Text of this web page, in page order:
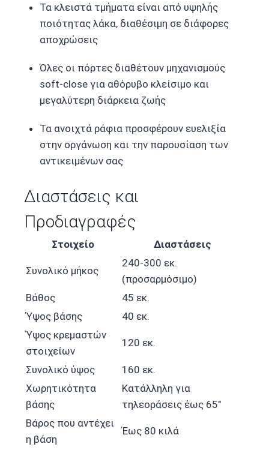
Τα κλειστά τμήματα είναι από υψηλής
ποιότητας λάκα, διαθέσιμη σε διάφορες
αποχρώσεις
Όλες οι πόρτες διαθέτουν μηχανισμούς
soft-close για αθόρυβο κλείσιμο και
μεγαλύτερη διάρκεια ζωής
Τα ανοιχτά ράφια προσφέρουν ευελιξία
στην οργάνωση και την παρουσίαση των
αντικειμένων σας
Διαστάσεις και
Προδιαγραφές
Στοιχείο Διαστάσεις
Συνολικό μήκος
240-300 εκ.
(προσαρμόσιμο)
Βάθος
45 εκ.
Ύψος βάσης
40 εκ.
Ύψος κρεμαστών
στοιχείων
120 εκ.
Συνολικό ύψος
160 εκ.
Χωρητικότητα
βάσης
Κατάλληλη για
τηλεοράσεις έως 65″
Βάρος που αντέχει
η βάση
Έως 80 κιλά